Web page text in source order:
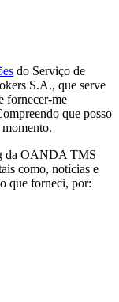
do Serviço de
S.A., que serve
fornecer-me
que posso
da OANDA TMS
como, notícias e
que forneci, por: